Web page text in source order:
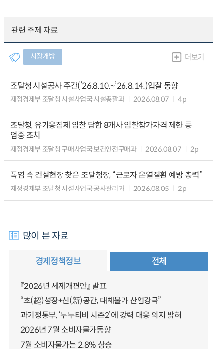
관련 주제 자료
시장개방 더보기
조달청 시설공사 주간(’26.8.10.~’26.8.14.)입찰 동향
재정경제부 조달청 시설사업국 시설총괄과 2026.08.07 4p
조달청, 유기응집제 입찰 담합 8개사 입찰참가자격 제한 등
엄중 조치
재정경제부 조달청 구매사업국 보건안전구매과 2026.08.07 2p
폭염 속 건설현장 찾은 조달청장, “근로자 온열질환 예방 총력”
재정경제부 조달청 시설사업국 공사관리과 2026.08.05 2p
많이 본 자료
경제정책정보 전체
『2026년 세제개편안』 발표
“초(超)성장+신(新)공간, 대체불가 산업강국”
과기정통부, ‘누누티비 시즌2’에 강력 대응 의지 밝혀
2026년 7월 소비자물가동향
7월 소비자물가는 2.8% 상승